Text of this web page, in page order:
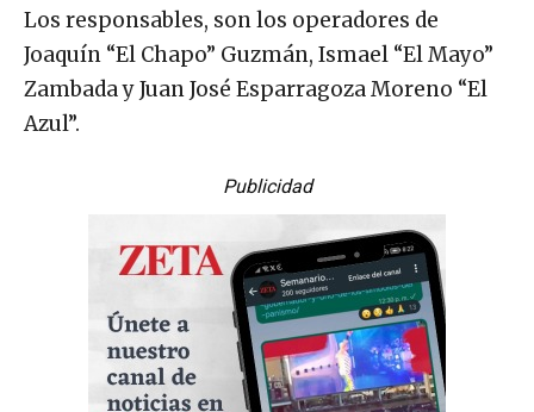
Los responsables, son los operadores de
Joaquín “El Chapo” Guzmán, Ismael “El Mayo”
Zambada y Juan José Esparragoza Moreno “El
Azul”.
Publicidad